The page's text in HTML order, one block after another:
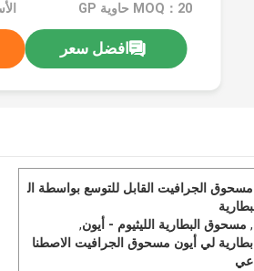
MOQ：20 حاوية GP
افضل سعر
مسحوق الجرافيت القابل للتوسع بواسطة ال
بطارية
, مسحوق البطارية الليثيوم - أيون,
بطارية لي أيون مسحوق الجرافيت الاصطنا
عي